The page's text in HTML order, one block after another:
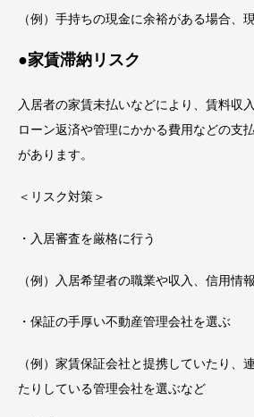
（例）手持ちの現金に余裕がある場合、
●家賃滞納リスク
入居者の家賃未払いなどにより、賃料収
ローン返済や管理にかかる費用などの支
があります。
＜リスク対策＞
・入居審査を厳格に行う
（例）入居希望者の職業や収入、信用情
・保証の手厚い不動産管理会社を選ぶ
（例）家賃保証会社と提携していたり、
たりしている管理会社を選ぶなど